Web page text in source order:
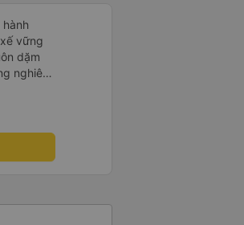
vững
nghiêm
đạo.